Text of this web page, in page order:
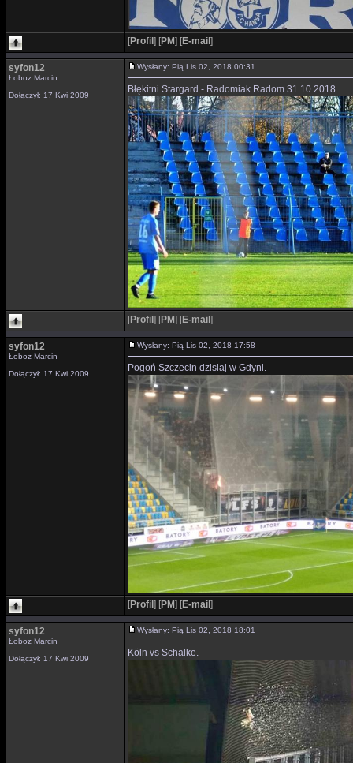
[Profil ] [PM] [E-mail ]
syfon12
Łoboz Marcin
Dołączył: 17 Kwi 2009
Wysłany: Pią Lis 02, 2018 00:31
Błękitni Stargard - Radomiak Radom 31.10.2018
[Profil ] [PM] [E-mail ]
syfon12
Łoboz Marcin
Dołączył: 17 Kwi 2009
Wysłany: Pią Lis 02, 2018 17:58
Pogoń Szczecin dzisiaj w Gdyni.
[Profil ] [PM] [E-mail ]
syfon12
Łoboz Marcin
Dołączył: 17 Kwi 2009
Wysłany: Pią Lis 02, 2018 18:01
Köln vs Schalke.